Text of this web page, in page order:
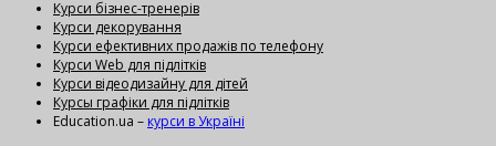
Курси бізнес-тренерів
Курси декорування
Курси ефективних продажів по телефону
Курси Web для підлітків
Курси відеодизайну для дітей
Курсы графіки для підлітків
Education.ua – курси в Україні